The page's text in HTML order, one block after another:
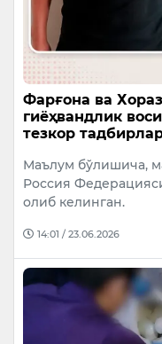
Фарғона ва
гиёҳвандлик
тезкор
Маълум бўлишича,
Россия
олиб келинган.
14:01 / 23.06.2026